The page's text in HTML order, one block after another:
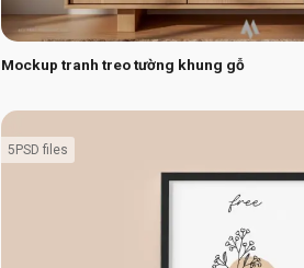
Mockup tranh treo tường khung gỗ
5PSD files